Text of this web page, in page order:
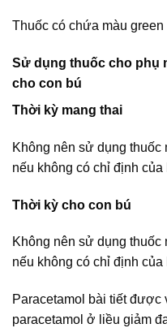
Thuốc có chứa màu
Sử dụng thuốc cho phụ
cho con bú
Thời kỳ mang thai
Không nên sử dụng thuốc
nếu không có chỉ định của
Thời kỳ cho con bú
Không nên sử dụng thuốc
nếu không có chỉ định của
Paracetamol bài tiết được
paracetamol ở liều giảm